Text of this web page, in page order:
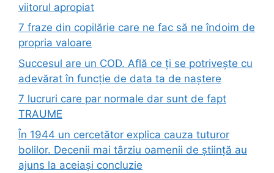
viitorul apropiat
7 fraze din copilărie care ne fac să ne îndoim de
propria valoare
Succesul are un COD. Află ce ți se potrivește cu
adevărat în funcție de data ta de naștere
7 lucruri care par normale dar sunt de fapt
TRAUME
În 1944 un cercetător explica cauza tuturor
bolilor. Decenii mai târziu oamenii de știință au
ajuns la aceiași concluzie